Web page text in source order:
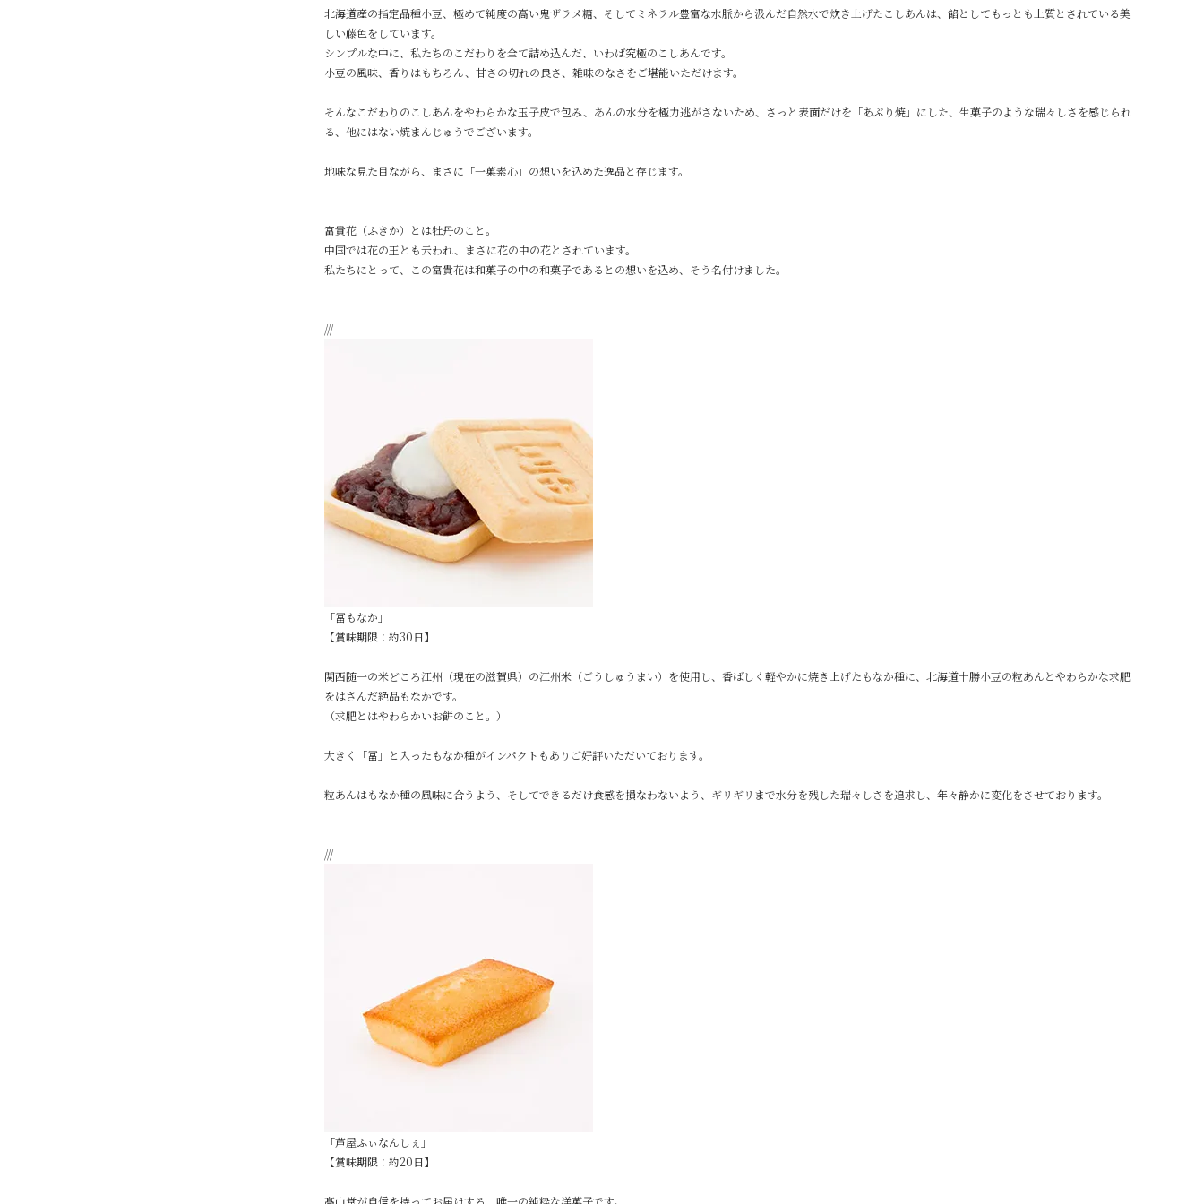
北海道産の指定品種小豆、極めて純度の高い鬼ザラメ糖、そしてミネラル豊富な水脈から汲んだ自然水で炊き上げたこしあんは、餡としてもっとも上質とされている美
しい藤色をしています。
シンプルな中に、私たちのこだわりを全て詰め込んだ、いわば究極のこしあんです。
小豆の風味、香りはもちろん、甘さの切れの良さ、雑味のなさをご堪能いただけます。
そんなこだわりのこしあんをやわらかな玉子皮で包み、あんの水分を極力逃がさないため、さっと表面だけを「あぶり焼」にした、生菓子のような瑞々しさを感じられ
る、他にはない焼まんじゅうでございます。
地味な見た目ながら、まさに「一菓素心」の想いを込めた逸品と存じます。
富貴花（ふきか）とは牡丹のこと。
中国では花の王とも云われ、まさに花の中の花とされています。
私たちにとって、この富貴花は和菓子の中の和菓子であるとの想いを込め、そう名付けました。
///
「冨もなか」
【賞味期限：約30日】
関西随一の米どころ江州（現在の滋賀県）の江州米（ごうしゅうまい）を使用し、香ばしく軽やかに焼き上げたもなか種に、北海道十勝小豆の粒あんとやわらかな求肥
をはさんだ絶品もなかです。
（求肥とはやわらかいお餅のこと。）
大きく「冨」と入ったもなか種がインパクトもありご好評いただいております。
粒あんはもなか種の風味に合うよう、そしてできるだけ食感を損なわないよう、ギリギリまで水分を残した瑞々しさを追求し、年々静かに変化をさせております。
///
「芦屋ふぃなんしぇ」
【賞味期限：約20日】
髙山堂が自信を持ってお届けする、唯一の純粋な洋菓子です。